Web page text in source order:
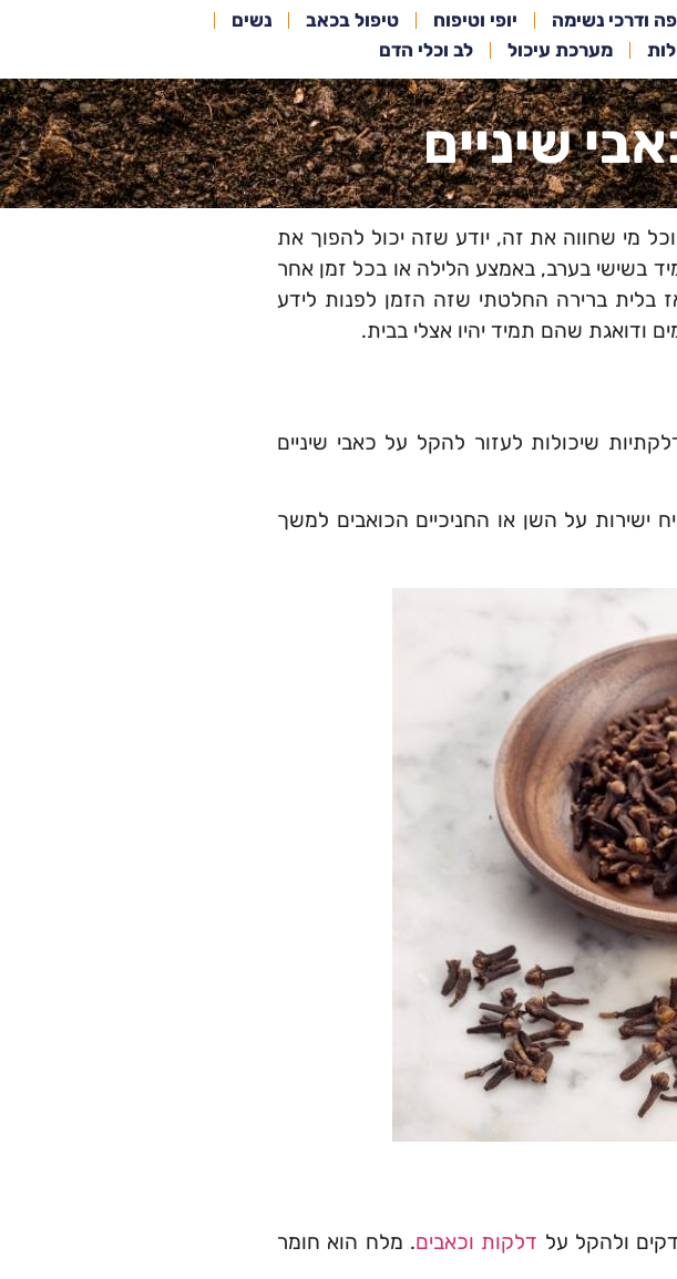
פה ודרכי נשימה יופי וטיפוח טיפול בכאב
נשים
מערכת עיכול לב וכלי הדם
שיניים
מי שחווה את זה, יודע שזה יכול להפוך את
בשישי בערב, באמצע הלילה או בכל זמן אחר
בלית ברירה החלטתי שזה הזמן לפנות לידע
ודואגת שהם תמיד יהיו אצלי בבית.
שיכולות לעזור להקל על כאבי שיניים
ישירות על השן או החניכיים הכואבים למשך
ולהקל על דלקות וכאבים. מלח הוא חומר